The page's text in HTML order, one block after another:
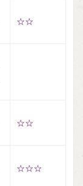
☆☆
☆☆
☆☆☆